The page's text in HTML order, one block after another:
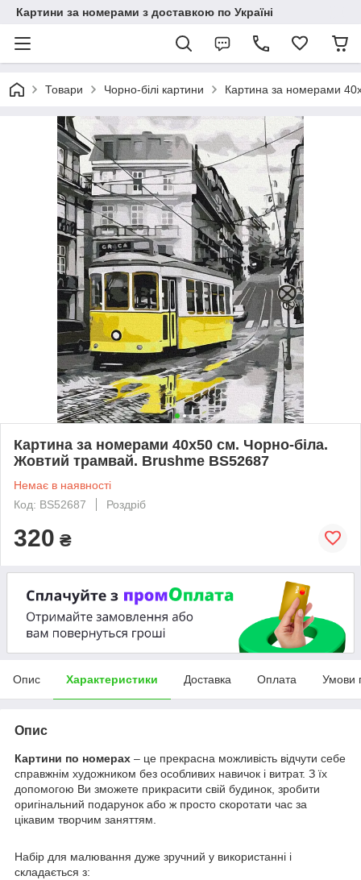
Картини за номерами з доставкою по Україні
Товари Чорно-білі картини Картина за номерами
Картина за номерами 40х50 см. Чорно-біла.
Жовтий трамвай. Brushme BS52687
Немає в наявності
Код: BS52687
Роздріб
320 ₴
Опис Характеристики Доставка Оплата Умови
Опис
Картини по номерах – це прекрасна можливість відчути себе
справжнім художником без особливих навичок і витрат. З їх
допомогою Ви зможете прикрасити свій будинок, зробити
оригінальний подарунок або ж просто скоротати час за
цікавим творчим заняттям.
Набір для малювання дуже зручний у використанні і
складається з: